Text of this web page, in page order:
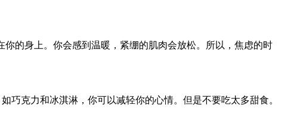
的身上。你会感到温暖，紧绷的肌肉会放松。所以，焦虑的时
巧克力和冰淇淋，你可以减轻你的心情。但是不要吃太多甜食。